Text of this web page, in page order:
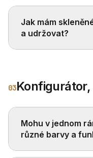
Jak mám
a udržovat?
03
Mohu v jednom
různé barvy a